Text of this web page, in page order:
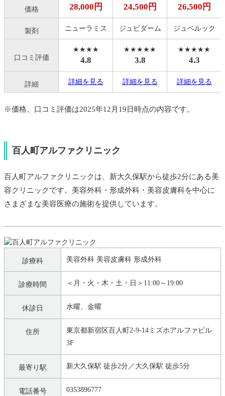
価格 28,000円 24,500円 26,500円
製剤 ニューラミス ジュビダーム ジュベルック
口コミ評価
★★★★
4.8
★★★★★
3.8
★★★★★
4.3
詳細 詳細を見る 詳細を見る 詳細を見る
※価格、口コミ評価は2025年12月19日時点の内容です。
百人町アルファクリニック
百人町アルファクリニックは、新大久保駅から徒歩2分にある美
容クリニックです。美容外科・形成外科・美容皮膚科を中心に
さまざまな美容医療の施術を提供しています。
診療科 美容外科 美容皮膚科 形成外科
診療時間 ＜月・火・木・土・日＞11:00～19:00
休診日 水曜、金曜
住所
東京都新宿区百人町2-9-14ミズホアルファビル
3F
最寄り駅 新大久保駅 徒歩2分／大久保駅 徒歩5分
電話番号 0353896777